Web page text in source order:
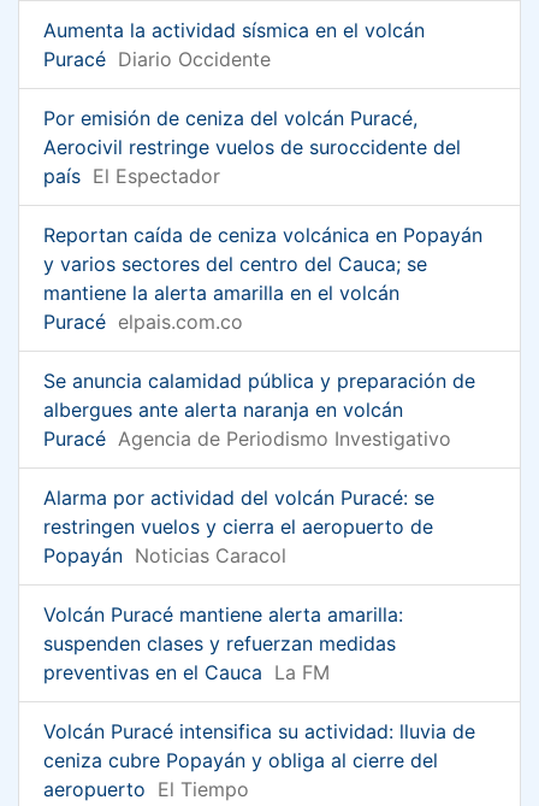
Aumenta la actividad sísmica en el volcán
Puracé Diario Occidente
Por emisión de ceniza del volcán Puracé,
Aerocivil restringe vuelos de suroccidente del
país El Espectador
Reportan caída de ceniza volcánica en Popayán
y varios sectores del centro del Cauca; se
mantiene la alerta amarilla en el volcán
Puracé elpais.com.co
Se anuncia calamidad pública y preparación de
albergues ante alerta naranja en volcán
Puracé Agencia de Periodismo Investigativo
Alarma por actividad del volcán Puracé: se
restringen vuelos y cierra el aeropuerto de
Popayán Noticias Caracol
Volcán Puracé mantiene alerta amarilla:
suspenden clases y refuerzan medidas
preventivas en el Cauca La FM
Volcán Puracé intensifica su actividad: lluvia de
ceniza cubre Popayán y obliga al cierre del
aeropuerto El Tiempo